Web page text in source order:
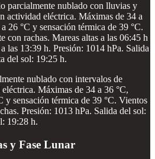
parcialmente nublado con lluvias y
actividad eléctrica. Máximas de 34 a
26 °C y sensación térmica de 39 °C.
con rachas. Mareas altas a las 06:45 h
las 13:39 h. Presión: 1014 hPa. Salida
del sol: 19:25 h.
nublado con intervalos de
Máximas de 34 a 36 °C,
y sensación térmica de 39 °C. Vientos
Presión: 1013 hPa. Salida del sol:
19:28 h.
y Fase Lunar